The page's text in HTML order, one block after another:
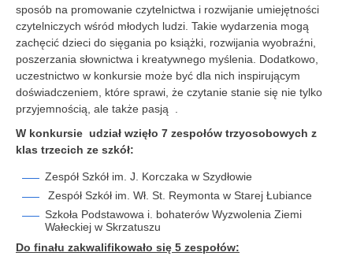
sposób na promowanie czytelnictwa i rozwijanie umiejętności
czytelniczych wśród młodych ludzi. Takie wydarzenia mogą
zachęcić dzieci do sięgania po książki, rozwijania wyobraźni,
poszerzania słownictwa i kreatywnego myślenia. Dodatkowo,
uczestnictwo w konkursie może być dla nich inspirującym
doświadczeniem, które sprawi, że czytanie stanie się nie tylko
przyjemnością, ale także pasją .
W konkursie udział wzięło 7 zespołów trzyosobowych z
klas trzecich ze szkół:
Zespół Szkół im. J. Korczaka w Szydłowie
Zespół Szkół im. Wł. St. Reymonta w Starej Łubiance
Szkoła Podstawowa i. bohaterów Wyzwolenia Ziemi
Wałeckiej w Skrzatuszu
Do finału zakwalifikowało się 5 zespołów: